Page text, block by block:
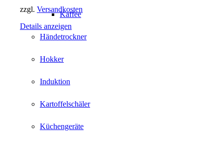
Kaffee
Händetrockner
Hokker
Induktion
Kartoffelschäler
Küchengeräte
zzgl. Versandkosten
Details anzeigen